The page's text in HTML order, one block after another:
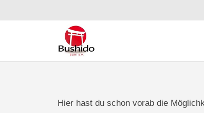
Hier hast du schon vorab die